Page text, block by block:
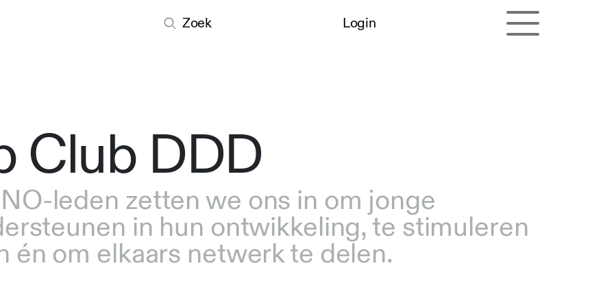
Zoek Login
Club DDD
leden zetten we ons in om jonge
in hun ontwikkeling, te stimuleren
én om elkaars netwerk te delen.